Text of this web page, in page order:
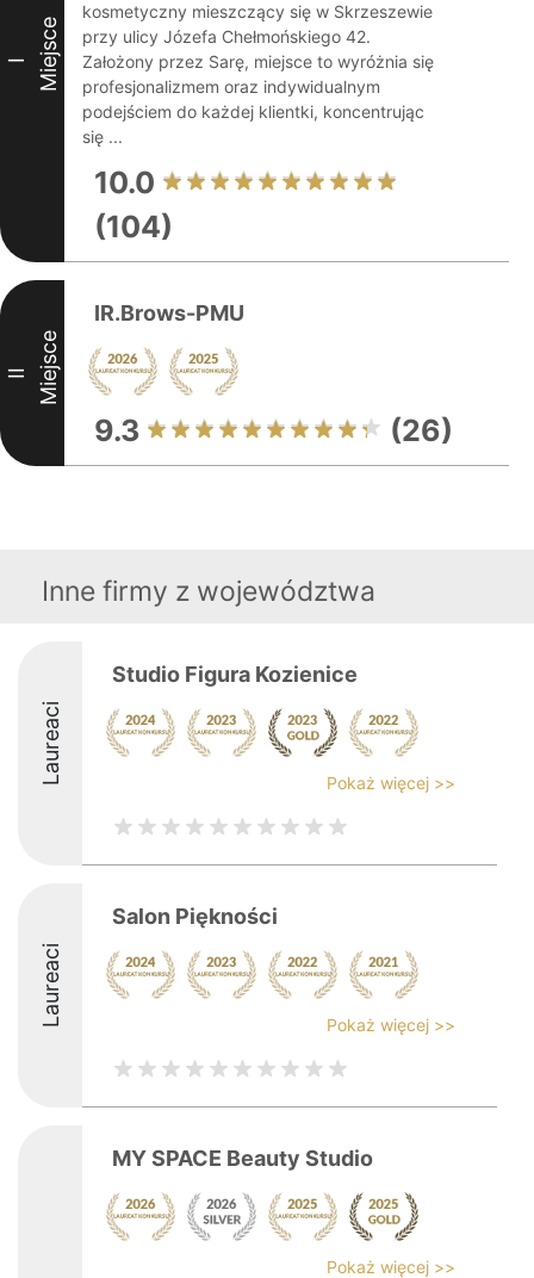
I Miejsce
kosmetyczny mieszczący się w Skrzeszewie
przy ulicy Józefa Chełmońskiego 42.
Założony przez Sarę, miejsce to wyróżnia się
profesjonalizmem oraz indywidualnym
podejściem do każdej klientki, koncentrując
się ...
10.0
(104)
II Miejsce
IR.Brows-PMU
9.3 (26)
Inne firmy z województwa
Laureaci
Studio Figura Kozienice
Pokaż więcej >>
Laureaci
Salon Piękności
Pokaż więcej >>
MY SPACE Beauty Studio
Pokaż więcej >>